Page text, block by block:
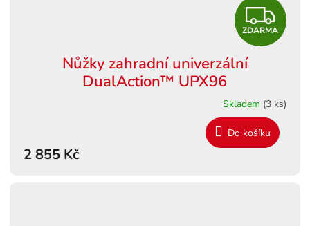
Z
D
R
M
ZDARMA
Nůžky zahradní univerzální
DualAction™ UPX96
Skladem (3 ks)
2 855 Kč
Do košíku